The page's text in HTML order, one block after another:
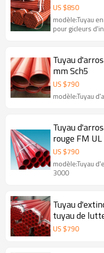
US $850
modèle:Tuyau
pour gicleurs
Tuyau
mm Sch5
US $790
modèle:Tuyau
Tuyau
rouge FM
US $790
modèle:Tuyau
3000
Tuyau
tuyau de
US $790